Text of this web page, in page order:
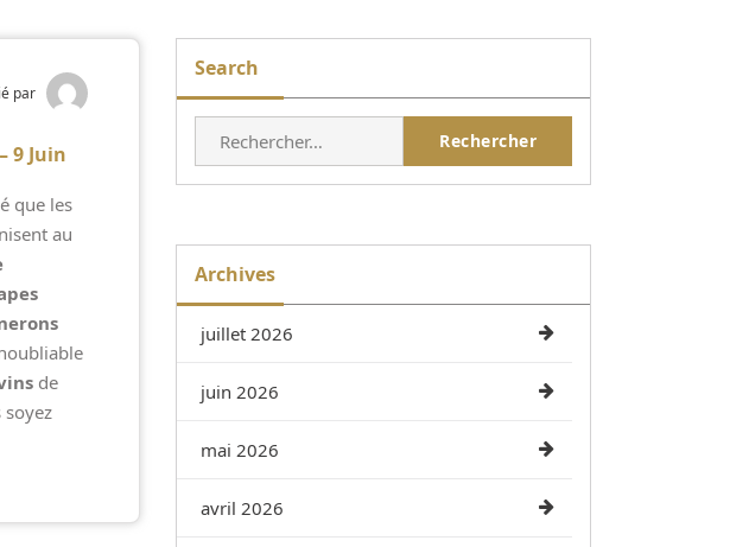
par
9 Juin
que les
au
de
Search
Archives
juillet 2026
juin 2026
mai 2026
avril 2026